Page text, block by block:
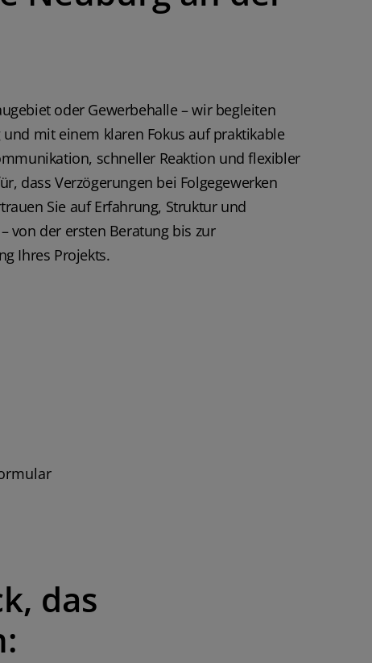
für die Arbeit und
ich diese Firma auf alle
weiterempfehlen. VG
oder Gewerbehalle – wir begleiten
mit einem klaren Fokus auf praktikable
schneller Reaktion und flexibler
dass Verzögerungen bei Folgegewerken
Sie auf Erfahrung, Struktur und
von der ersten Beratung bis zur
Ihres Projekts.
das